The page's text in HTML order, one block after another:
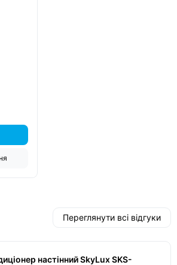
Переглянути всі відгуки
настінний SkyLux SKS-